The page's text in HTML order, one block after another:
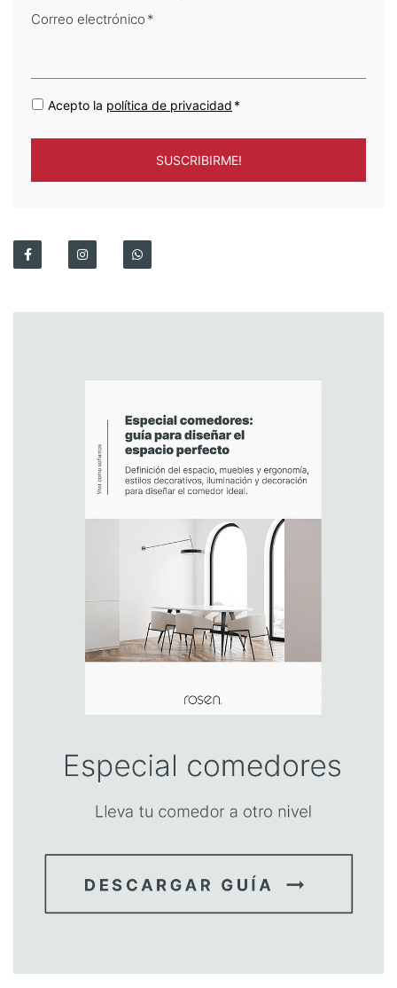
Correo electrónico *
Acepto la política de privacidad *